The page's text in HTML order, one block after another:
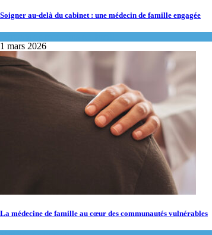
Soigner au-delà du cabinet : une médecin de famille engagée
1 mars 2026
La médecine de famille au cœur des communautés vulnérables